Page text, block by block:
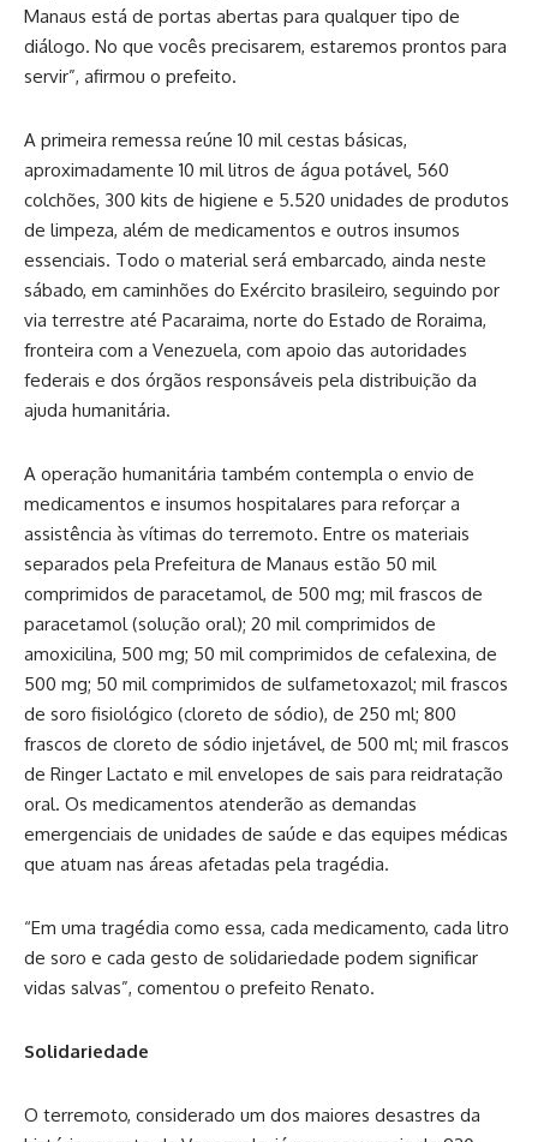
Manaus está de portas abertas para qualquer tipo de
diálogo. No que vocês precisarem, estaremos prontos para
servir”, afirmou o prefeito.
A primeira remessa reúne 10 mil cestas básicas,
aproximadamente 10 mil litros de água potável, 560
colchões, 300 kits de higiene e 5.520 unidades de produtos
de limpeza, além de medicamentos e outros insumos
essenciais. Todo o material será embarcado, ainda neste
sábado, em caminhões do Exército brasileiro, seguindo por
via terrestre até Pacaraima, norte do Estado de Roraima,
fronteira com a Venezuela, com apoio das autoridades
federais e dos órgãos responsáveis pela distribuição da
ajuda humanitária.
A operação humanitária também contempla o envio de
medicamentos e insumos hospitalares para reforçar a
assistência às vítimas do terremoto. Entre os materiais
separados pela Prefeitura de Manaus estão 50 mil
comprimidos de paracetamol, de 500 mg; mil frascos de
paracetamol (solução oral); 20 mil comprimidos de
amoxicilina, 500 mg; 50 mil comprimidos de cefalexina, de
500 mg; 50 mil comprimidos de sulfametoxazol; mil frascos
de soro fisiológico (cloreto de sódio), de 250 ml; 800
frascos de cloreto de sódio injetável, de 500 ml; mil frascos
de Ringer Lactato e mil envelopes de sais para reidratação
oral. Os medicamentos atenderão as demandas
emergenciais de unidades de saúde e das equipes médicas
que atuam nas áreas afetadas pela tragédia.
“Em uma tragédia como essa, cada medicamento, cada litro
de soro e cada gesto de solidariedade podem significar
vidas salvas”, comentou o prefeito Renato.
Solidariedade
O terremoto, considerado um dos maiores desastres da